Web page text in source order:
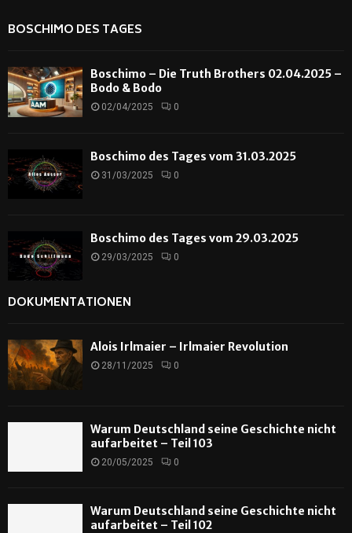
BOSCHIMO DES TAGES
Boschimo – Die Truth Brothers 02.04.2025 –
Bodo & Bodo
02/04/2025 0
Boschimo des Tages vom 31.03.2025
31/03/2025 0
Boschimo des Tages vom 29.03.2025
29/03/2025 0
DOKUMENTATIONEN
Alois Irlmaier – Irlmaier Revolution
28/11/2025 0
Warum Deutschland seine Geschichte nicht
aufarbeitet – Teil 103
20/05/2025 0
Warum Deutschland seine Geschichte nicht
aufarbeitet – Teil 102